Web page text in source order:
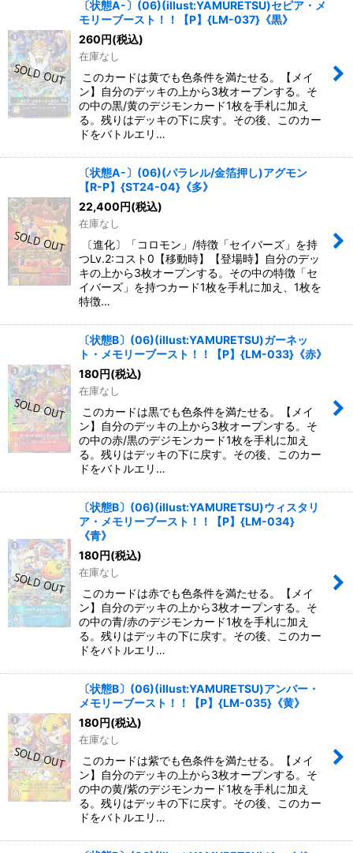
〔状態A-〕(06)(illust:YAMURETSU)セピア・メ
モリーブースト！！【P】{LM-037}《黒》
260 円(税込)
在庫なし
このカードは黄でも色条件を満たせる。【メイ
ン】自分のデッキの上から3枚オープンする。そ
の中の黒/黄のデジモンカード1枚を手札に加え
る。残りはデッキの下に戻す。その後、このカー
ドをバトルエリ…
〔状態A-〕(06)(パラレル/金箔押し)アグモン
【R-P】{ST24-04}《多》
22,400 円(税込)
在庫なし
〔進化〕「コロモン」/特徴「セイバーズ」を持
つLv.2:コスト0【移動時】【登場時】自分のデッ
キの上から3枚オープンする。その中の特徴「セ
イバーズ」を持つカード1枚を手札に加え、1枚を
特徴…
〔状態B〕(06)(illust:YAMURETSU)ガーネッ
ト・メモリーブースト！！【P】{LM-033}《赤》
180 円(税込)
在庫なし
このカードは黒でも色条件を満たせる。【メイ
ン】自分のデッキの上から3枚オープンする。そ
の中の赤/黒のデジモンカード1枚を手札に加え
る。残りはデッキの下に戻す。その後、このカー
ドをバトルエリ…
〔状態B〕(06)(illust:YAMURETSU)ウィスタリ
ア・メモリーブースト！！【P】{LM-034}
《青》
180 円(税込)
在庫なし
このカードは赤でも色条件を満たせる。【メイ
ン】自分のデッキの上から3枚オープンする。そ
の中の青/赤のデジモンカード1枚を手札に加え
る。残りはデッキの下に戻す。その後、このカー
ドをバトルエリ…
〔状態B〕(06)(illust:YAMURETSU)アンバー・
メモリーブースト！！【P】{LM-035}《黄》
180 円(税込)
在庫なし
このカードは紫でも色条件を満たせる。【メイ
ン】自分のデッキの上から3枚オープンする。そ
の中の黄/紫のデジモンカード1枚を手札に加え
る。残りはデッキの下に戻す。その後、このカー
ドをバトルエリ…